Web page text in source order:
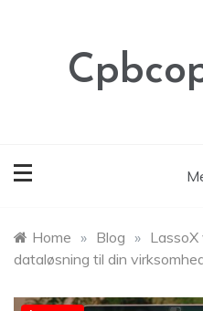
Home » Blog »
dataløsning til din